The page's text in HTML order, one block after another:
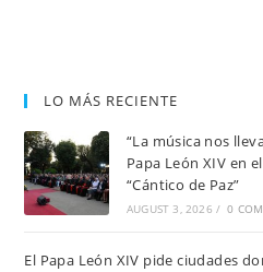
LO MÁS RECIENTE
“La música nos
Papa León XIV en
“Cántico de Paz”
AUGUST 3, 2026 / 0
El Papa León XIV pide ciudades